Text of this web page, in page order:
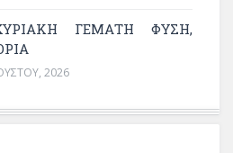
ΓΕΜΆΤΗ ΦΎΣΗ,
2026